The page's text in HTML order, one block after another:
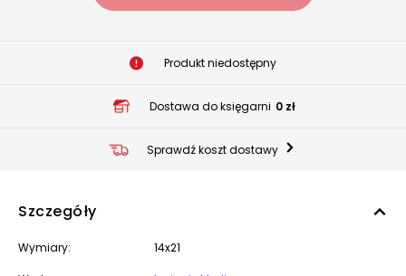
Produkt niedostępny
Dostawa do księgarni 0 zł
Sprawdź koszt dostawy
Szczegóły
Wymiary: 14x21